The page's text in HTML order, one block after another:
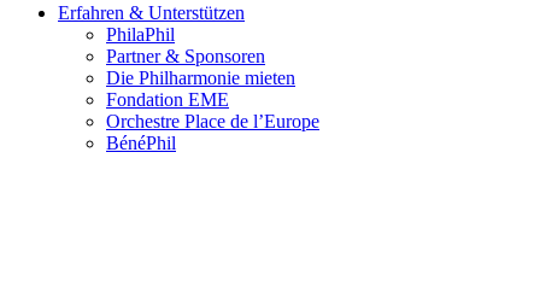
Erfahren & Unterstützen
PhilaPhil
Partner & Sponsoren
Die Philharmonie mieten
Fondation EME
Orchestre Place de l’Europe
BénéPhil